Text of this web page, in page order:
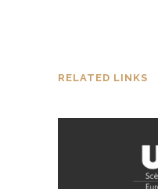
RELATED LINKS